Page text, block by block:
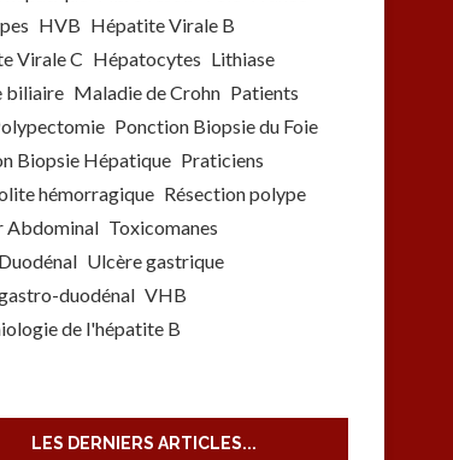
HVB Hépatite Virale B
Virale C Hépatocytes Lithiase
biliaire Maladie de Crohn Patients
Ponction Biopsie du Foie
Biopsie Hépatique Praticiens
hémorragique Résection polype
Abdominal Toxicomanes
Ulcère gastrique
duodénal VHB
de l'hépatite B
LES DERNIERS ARTICLES...